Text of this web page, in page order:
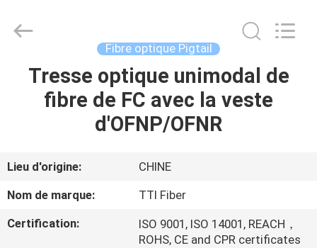
MAISON
AU
SUJET
Communication
Tech.
Fibre optique Pigtail
Tresse optique unimodal de
fibre de FC avec la veste
d'OFNP/OFNR
Lieu d'origine:
CHINE
Nom de marque:
TTI Fiber
Certification:
ISO 9001, ISO 14001, REACH，
ROHS, CE and CPR certificates